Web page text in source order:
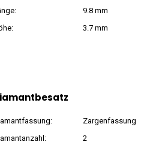
9.8 mm
3.7 mm
Zargenfassung
2